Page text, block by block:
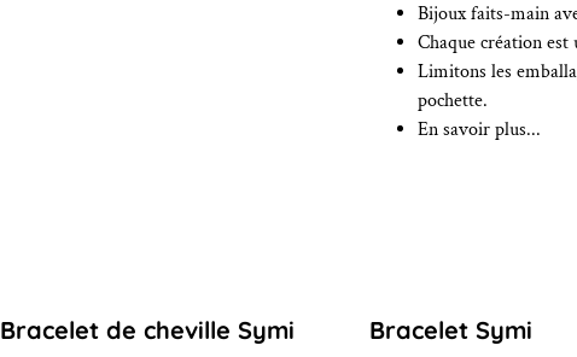
Bijoux faits-main
Chaque création
Limitons les
pochette.
En savoir plus...
Bracelet de cheville Symi Bracelet Symi